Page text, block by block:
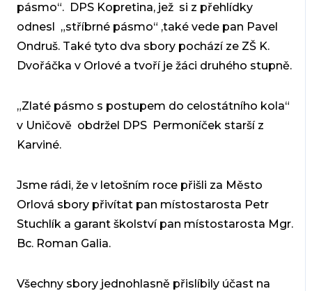
pásmo“. DPS Kopretina, jež si z přehlídky
odnesl „stříbrné pásmo“ ,také vede pan Pavel
Ondruš. Také tyto dva sbory pochází ze ZŠ K.
Dvořáčka v Orlové a tvoří je žáci druhého stupně.
„Zlaté pásmo s postupem do celostátního kola“
v Uničově obdržel DPS Permoníček starší z
Karviné.
Jsme rádi, že v letošním roce přišli za Město
Orlová sbory přivítat pan místostarosta Petr
Stuchlík a garant školství pan místostarosta Mgr.
Bc. Roman Galia.
Všechny sbory jednohlasně přislíbily účast na